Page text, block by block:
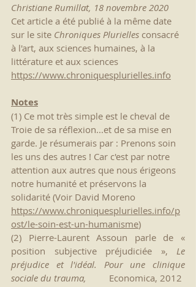
Christiane Rumillat, 18 novembre 2020
Cet article a été publié à la même date
sur le site Chroniques Plurielles consacré
à l'art, aux sciences humaines, à la
littérature et aux sciences
https://www.chroniquesplurielles.info
Notes
(1) Ce mot très simple est le cheval de
Troie de sa réflexion...et de sa mise en
garde. Je résumerais par : Prenons soin
les uns des autres ! Car c'est par notre
attention aux autres que nous érigeons
notre humanité et préservons la
solidarité (Voir David Moreno
https://www.chroniquesplurielles.info/p
ost/le-soin-est-un-humanisme)
(2) Pierre-Laurent Assoun parle de «
position subjective préjudiciée », Le
préjudice et l'idéal. Pour une clinique
sociale du trauma,
Economica, 2012